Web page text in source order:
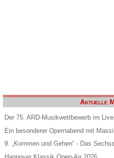
Aktuelle
Der 75. ARD-Musikwettbewerb im
Ein besonderer Opernabend mit
9. „Kommen und Gehen“ - Das